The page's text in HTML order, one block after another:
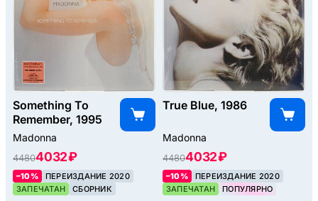
Something To
Remember, 1995
Madonna
44804032 ₽
–10%
ПЕРЕИЗДАНИЕ 2020
ЗАПЕЧАТАН
СБОРНИК
True Blue, 1986
Madonna
44804032 ₽
–10%
ПЕРЕИЗДАНИЕ 2020
ЗАПЕЧАТАН
ПОПУЛЯРНО